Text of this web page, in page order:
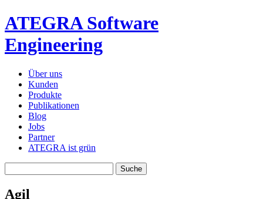
ATEGRA Software
Engineering
Über uns
Kunden
Produkte
Publikationen
Blog
Jobs
Partner
ATEGRA ist grün
Agil